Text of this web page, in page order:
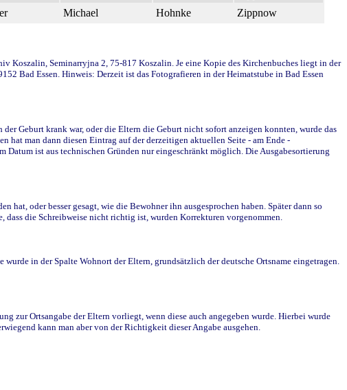
Michael Hohnke Zippnow
Koszalin, Seminarryjna 2, 75-817 Koszalin. Je eine Kopie des Kirchenbuches liegt in der
Bad Essen. Hinweis: Derzeit ist das Fotografieren in der Heimatstube in Bad Essen
Geburt krank war, oder die Eltern die Geburt nicht sofort anzeigen konnten, wurde das
hat man dann diesen Eintrag auf der derzeitigen aktuellen Seite - am Ende -
ist aus technischen Gründen nur eingeschränkt möglich. Die Ausgabesortierung
oder besser gesagt, wie die Bewohner ihn ausgesprochen haben. Später dann so
die Schreibweise nicht richtig ist, wurden Korrekturen vorgenommen.
in der Spalte Wohnort der Eltern, grundsätzlich der deutsche Ortsname eingetragen.
zur Ortsangabe der Eltern vorliegt, wenn diese auch angegeben wurde. Hierbei wurde
kann man aber von der Richtigkeit dieser Angabe ausgehen.